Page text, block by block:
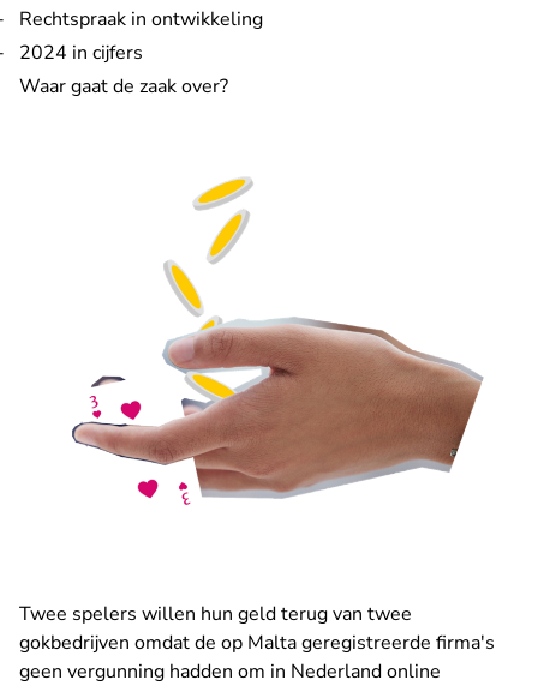
Rechtspraak in ontwikkeling
2024 in cijfers
Waar gaat de zaak over?
Twee spelers willen hun geld terug van twee
gokbedrijven omdat de op Malta geregistreerde firma's
geen vergunning hadden om in Nederland online